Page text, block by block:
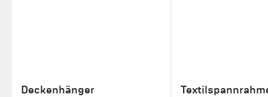
Deckenhänger